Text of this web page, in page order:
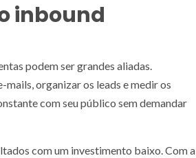
inbound
podem ser grandes aliadas.
organizar os leads e medir os
com seu público sem demandar
com um investimento baixo. Com a